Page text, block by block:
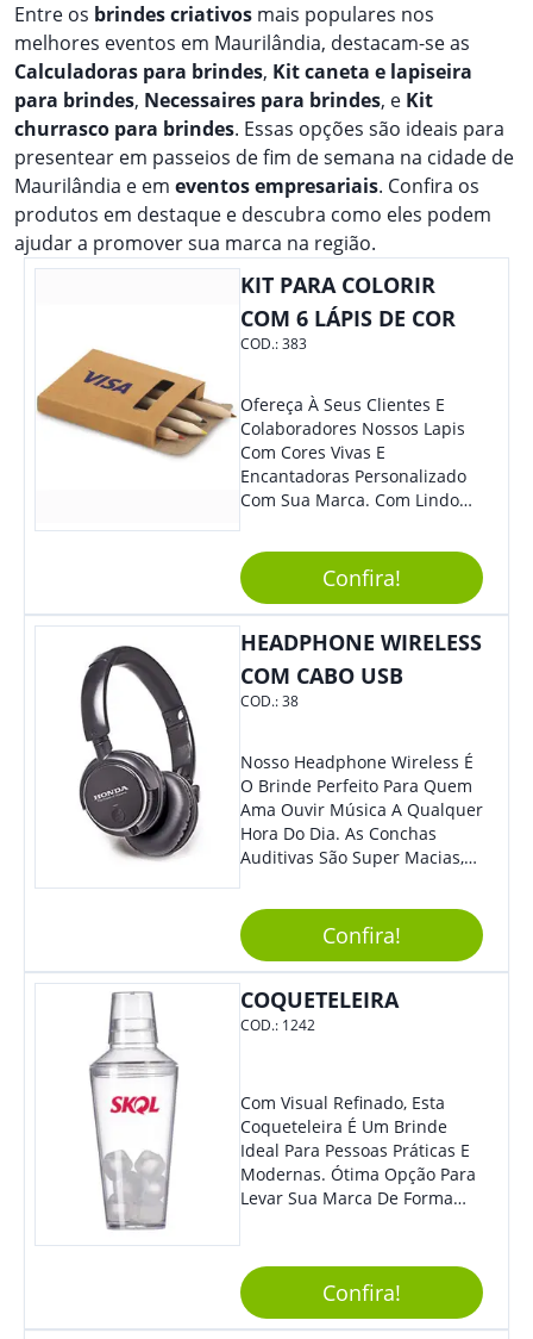
Entre os brindes criativos mais populares nos
melhores eventos em Maurilândia, destacam-se as
Calculadoras para brindes, Kit caneta e lapiseira
para brindes, Necessaires para brindes, e Kit
churrasco para brindes. Essas opções são ideais para
presentear em passeios de fim de semana na cidade de
Maurilândia e em eventos empresariais. Confira os
produtos em destaque e descubra como eles podem
ajudar a promover sua marca na região.
KIT PARA COLORIR
COM 6 LÁPIS DE COR
COD.:383
Ofereça À Seus Clientes E
Colaboradores Nossos Lapis
Com Cores Vivas E
Encantadoras Personalizado
Com Sua Marca. Com Lindo
Para Diversas Ocasiões.
Perfeito, Não É?!
Confira!
HEADPHONE WIRELESS
COM CABO USB
COD.:38
Nosso Headphone Wireless É
O Brinde Perfeito Para Quem
Ama Ouvir Música A Qualquer
Hora Do Dia. As Conchas
Auditivas São Super Macias,
Conforto Ao Utilizá-Lo. Com
Entrada Para Mini Sd Cartão
De Memória, Bateria Interna
Recarregável E Botões De
Volume, Avanço, Retrocesso E
Para Atender Ligações, O
Demais, Não É?! O Design
Moderno Acrescenta Ainda
Mais Charme, O Que
Certamente Agregará Grande
Destaque À Sua Marca.
Confira!
COQUETELEIRA
COD.: 1242
Com Visual Refinado, Esta
Coqueteleira É Um Brinde
Ideal Para Pessoas Práticas E
Modernas. Ótima Opção Para
Levar Sua Marca De Forma
Reuniões Corporativas Ou Até
Mesmo Para Presentear
Colaboradores E Parceiros De
Confira!